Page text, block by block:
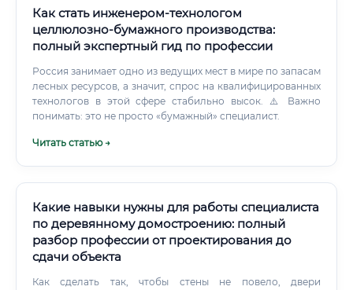
Как стать инженером-технологом
целлюлозно-бумажного производства:
полный экспертный гид по профессии
Россия занимает одно из ведущих мест в мире по запасам
лесных ресурсов, а значит, спрос на квалифицированных
технологов в этой сфере стабильно высок. ⚠️ Важно
понимать: это не просто «бумажный» специалист.
Читать статью →
Какие навыки нужны для работы специалиста
по деревянному домостроению: полный
разбор профессии от проектирования до
сдачи объекта
Как сделать так, чтобы стены не повело, двери